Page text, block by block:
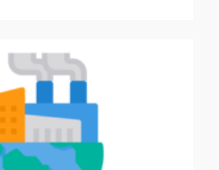
への取り組みに​ 変革をもた